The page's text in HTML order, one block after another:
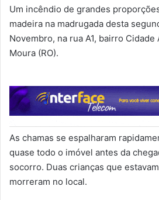
Um incêndio de grandes
madeira na madrugada desta
Novembro, na rua A1, bairro Cidade
Moura (RO).
As chamas se espalharam
quase todo o imóvel antes da
socorro. Duas crianças que
morreram no local.